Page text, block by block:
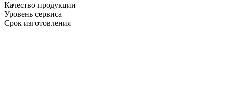
Качество продукции
Уровень сервиса
Срок изготовления